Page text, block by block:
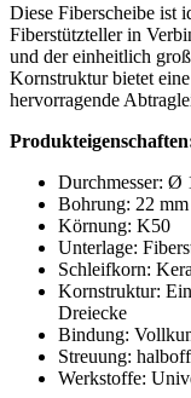
Diese Fiberscheibe ist
Fiberstützteller in
und der einheitlich
Kornstruktur bietet
hervorragende
Durchmesser: Ø
Bohrung: 22 mm
Körnung: K50
Unterlage:
Schleifkorn:
Kornstruktur:
Dreiecke
Bindung:
Streuung:
Werkstoffe: